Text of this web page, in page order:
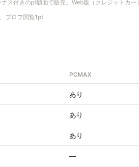
ス付きのpt額面で販売。Web版（クレジットカ
プロフ閲覧1pt
PCMAX
あり
あり
あり
—